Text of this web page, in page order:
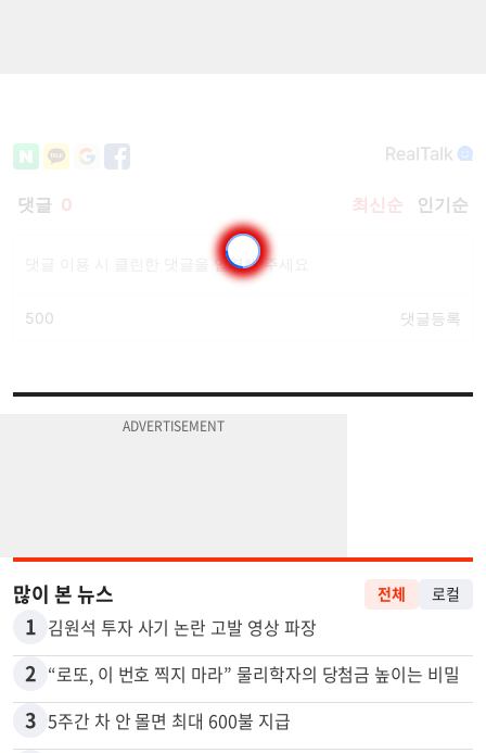
많이 본 뉴스
1 김원석 투자 사기 논란 고발 영상 파장
2 “로또, 이 번호 찍지 마라” 물리학자의 당첨금 높이는 비밀